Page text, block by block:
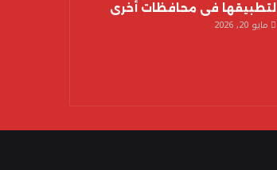
لتطبيقها فى محافظات أخرى
مايو 20, 2026